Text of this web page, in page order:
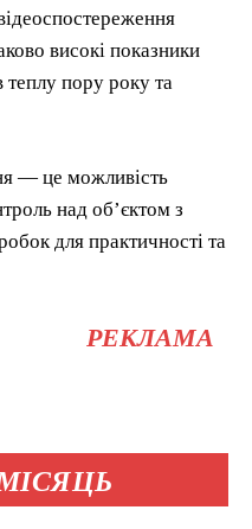
високі показники
теплу пору року та
— це можливість
над обʼєктом з
для практичності та
РЕКЛАМА